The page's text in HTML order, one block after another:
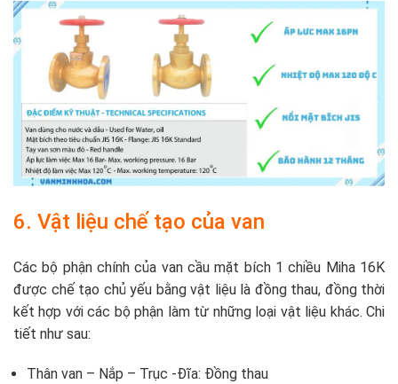
6. Vật liệu chế tạo của van
Các bộ phận chính của van cầu mặt bích 1 chiều Miha 16K
được chế tạo chủ yếu bằng vật liệu là đồng thau, đồng thời
kết hợp với các bộ phận làm từ những loại vật liệu khác. Chi
tiết như sau:
Thân van – Nắp – Trục -Đĩa: Đồng thau